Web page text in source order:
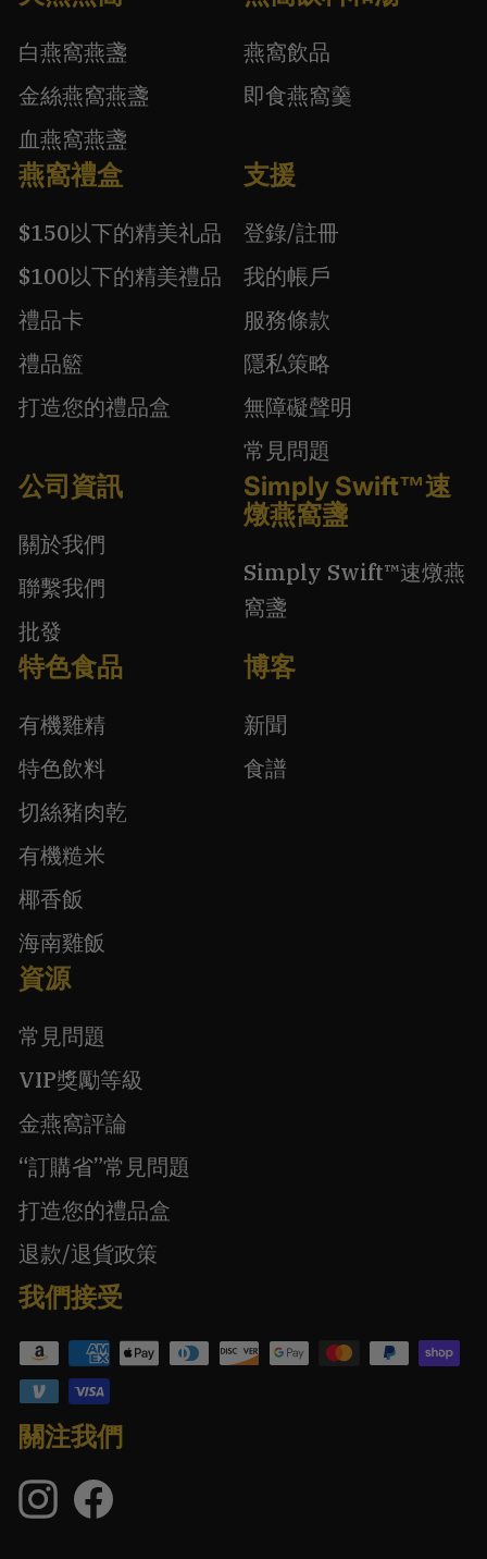
白燕窩燕盞
金絲燕窩燕盞
血燕窩燕盞
燕窩飲品
即食燕窩羹
燕窩禮盒
$150以下的精美礼品
$100以下的精美禮品
禮品卡
禮品籃
打造您的禮品盒
支援
登錄/註冊
我的帳戶
服務條款
隱私策略
無障礙聲明
常見問題
公司資訊
關於我們
聯繫我們
批發
Simply Swift™速
燉燕窩盞
Simply Swift™速燉燕
窩盞
特色食品
有機雞精
特色飲料
切絲豬肉乾
有機糙米
椰香飯
海南雞飯
博客
新聞
食譜
資源
常見問題
VIP獎勵等級
金燕窩評論
“訂購省”常見問題
打造您的禮品盒
退款/退貨政策
我們接受
關注我們
Instagram
臉